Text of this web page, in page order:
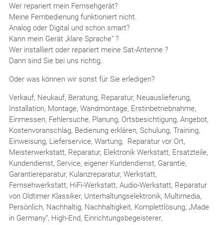
Wer repariert mein Fernsehgerät?
Meine Fernbedienung funktioniert nicht.
Analog oder Digital und schon smart?
Kann mein Gerät „klare Sprache“ ?
Wer installiert oder repariert meine Sat-Antenne ?
Dann sind Sie bei uns richtig.
Oder was können wir sonst für Sie erledigen?
Verkauf, Neukauf, Beratung, Reparatur, Neuauslieferung,
Installation, Montage, Wandmontage, Erstinbetriebnahme,
Einmessen, Fehlersuche, Planung, Ortsbesichtigung, Angebot,
Kostenvoranschlag, Bedienung erklären, Schulung, Training,
Einweisung, Lieferservice, Wartung, Reparatur vor Ort,
Meisterwerkstatt, Reparatur, Elektronik Werkstatt, Ersatzteile,
Kundendienst, Service, eigener Kundendienst, Garantie,
Garantiereparatur, Kulanzreparatur, Werkstatt,
Fernsehwerkstatt, HiFi-Werkstatt, Audio-Werkstatt, Reparatur
von Oldtimer Klassiker, Unterhaltungselektronik, Multimedia,
Persönlich, Nachhaltig, Nachhaltigkeit, Komplettlösung, „Made
in Germany“, High-End, Einrichtungsbegeisterer,